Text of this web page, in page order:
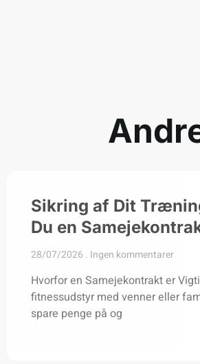
Sikring af Dit
Du en
28/07/2026 Ingen kommentarer
Hvorfor en Samejekontrakt er
fitnessudstyr med venner eller
spare penge på og